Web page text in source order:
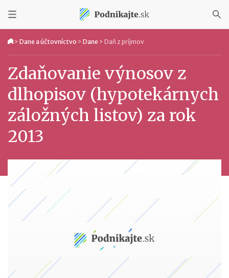
> Dane a účtovníctvo > Dane > Daň z príjmov
Zdaňovanie výnosov z
dlhopisov (hypotekárnych
záložných listov) za rok
2013